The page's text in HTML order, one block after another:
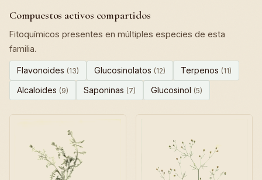
Compuestos activos compartidos
Fitoquímicos presentes en múltiples especies de esta
familia.
Flavonoides (13) Glucosinolatos (12) Terpenos (11)
Alcaloides (9) Saponinas (7) Glucosinol (5)